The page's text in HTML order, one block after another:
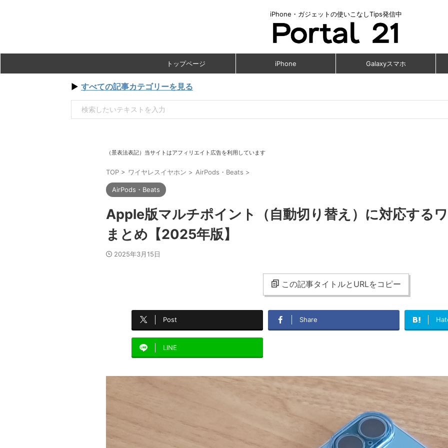
iPhone・ガジェットの使いこなしTips発信中
トップページ iPhone Galaxyスマホ
▶ すべての記事カテゴリーを見る
（景表法表記）当サイトはアフィリエイト広告を利用しています
TOP > ワイヤレスイヤホン > AirPods・Beats >
AirPods・Beats
Apple版マルチポイント（自動切り替え）に対応する
まとめ【2025年版】
2025年3月15日
この記事タイトルとURLをコピー
Post Share
LINE